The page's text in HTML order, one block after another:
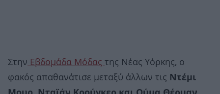
Στην Εβδομάδα Μόδας της Νέας Υόρκης, ο
φακός απαθανάτισε μεταξύ άλλων τις Ντέμι